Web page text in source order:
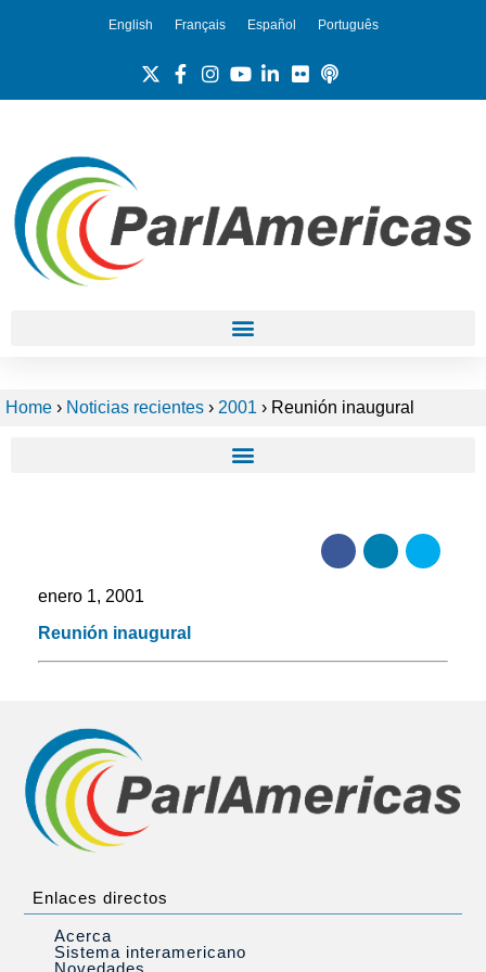
English Français Español Português
Home › Noticias recientes › 2001 › Reunión inaugural
enero 1, 2001
Reunión inaugural
Enlaces directos
Acerca
Sistema interamericano
Novedades